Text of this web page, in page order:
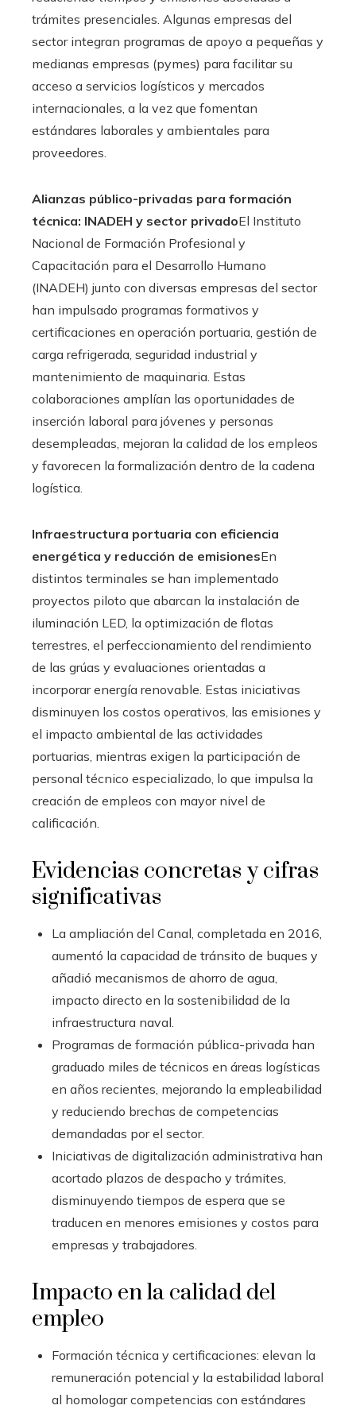
trámites presenciales. Algunas empresas del
sector integran programas de apoyo a pequeñas y
medianas empresas (pymes) para facilitar su
acceso a servicios logísticos y mercados
internacionales, a la vez que fomentan
estándares laborales y ambientales para
proveedores.
Alianzas público-privadas para formación
técnica: INADEH y sector privadoEl Instituto
Nacional de Formación Profesional y
Capacitación para el Desarrollo Humano
(INADEH) junto con diversas empresas del sector
han impulsado programas formativos y
certificaciones en operación portuaria, gestión de
carga refrigerada, seguridad industrial y
mantenimiento de maquinaria. Estas
colaboraciones amplían las oportunidades de
inserción laboral para jóvenes y personas
desempleadas, mejoran la calidad de los empleos
y favorecen la formalización dentro de la cadena
logística.
Infraestructura portuaria con eficiencia
energética y reducción de emisionesEn
distintos terminales se han implementado
proyectos piloto que abarcan la instalación de
iluminación LED, la optimización de flotas
terrestres, el perfeccionamiento del rendimiento
de las grúas y evaluaciones orientadas a
incorporar energía renovable. Estas iniciativas
disminuyen los costos operativos, las emisiones y
el impacto ambiental de las actividades
portuarias, mientras exigen la participación de
personal técnico especializado, lo que impulsa la
creación de empleos con mayor nivel de
calificación.
Evidencias concretas y cifras
significativas
La ampliación del Canal, completada en 2016,
aumentó la capacidad de tránsito de buques y
añadió mecanismos de ahorro de agua,
impacto directo en la sostenibilidad de la
infraestructura naval.
Programas de formación pública-privada han
graduado miles de técnicos en áreas logísticas
en años recientes, mejorando la empleabilidad
y reduciendo brechas de competencias
demandadas por el sector.
Iniciativas de digitalización administrativa han
acortado plazos de despacho y trámites,
disminuyendo tiempos de espera que se
traducen en menores emisiones y costos para
empresas y trabajadores.
Impacto en la calidad del
empleo
Formación técnica y certificaciones: elevan la
remuneración potencial y la estabilidad laboral
al homologar competencias con estándares